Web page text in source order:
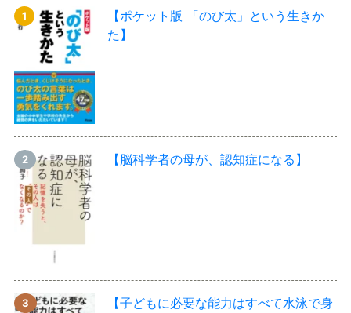
【ポケット版 「のび太」という生きか
た】
【脳科学者の母が、認知症になる】
【子どもに必要な能力はすべて水泳で身